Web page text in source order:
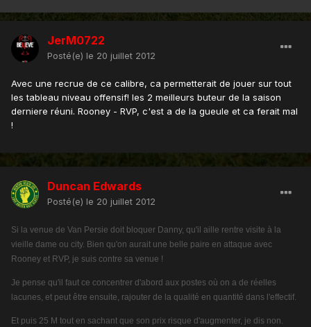
JerM0722
Posté(e) le 20 juillet 2012
Avec une recrue de ce calibre, ca permetterait de jouer sur tout
les tableau niveau offensif! les 2 meilleurs buteur de la saison
derniere réuni. Rooney - RVP, c'est a de la gueule et ca ferait mal
!
Duncan Edwards
Posté(e) le 20 juillet 2012
Si la venue de Van Persie doit bloquer Danny, qu'il aille rentre visite à la
vieille dame ou city. Bien qu'on aurait une belle paire en attaque avec
Rooney et RVP, je suis contre sa venue !
Je pense qu'il faut ce concentrer d'abord aux postes où on a de réelles
lacunes, et peut être ensuite, rajouter de la qualité en quantité dans l'effectif.
Et puis 25 M tout en sachant que son prix risque d'augmenter, je dis non.